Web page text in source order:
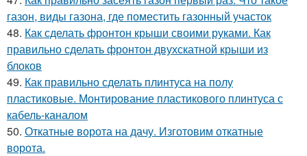
газон, виды газона, где поместить газонный участок
48. Как сделать фронтон крыши своими руками. Как
правильно сделать фронтон двухскатной крыши из
блоков
49. Как правильно сделать плинтуса на полу
пластиковые. Монтирование пластикового плинтуса с
кабель-каналом
50. Откатные ворота на дачу. Изготовим откатные
ворота.